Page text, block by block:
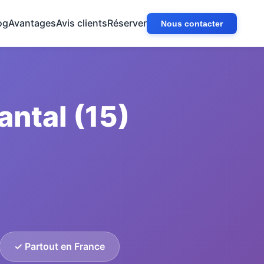
AvantagesAvis clientsRéserver Nous contacter
(15)
✓ Partout en France